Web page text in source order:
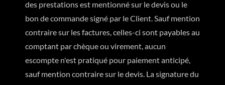
des prestations est mentionné sur le devis ou le
bon de commande signé par le Client. Sauf mention
contraire sur les factures, celles-ci sont payables au
comptant par chèque ou virement, aucun
escompte n'est pratiqué pour paiement anticipé,
sauf mention contraire sur le devis. La signature du